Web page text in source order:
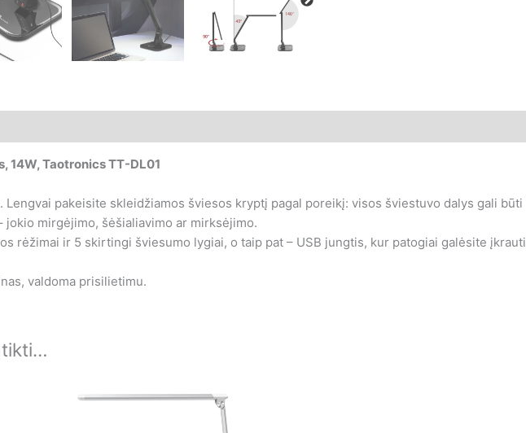
14W, Taotronics TT-DL01
pakeisite skleidžiamos šviesos kryptį pagal poreikį: visos šviestuvo dalys gali būti
jokio mirgėjimo, šėšialiavimo ar mirksėjimo.
rėžimai ir 5 skirtingi šviesumo lygiai, o taip pat – USB jungtis, kur patogiai galėsite
valdoma prisilietimu.